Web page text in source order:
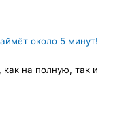
около 5 минут!
на полную, так и